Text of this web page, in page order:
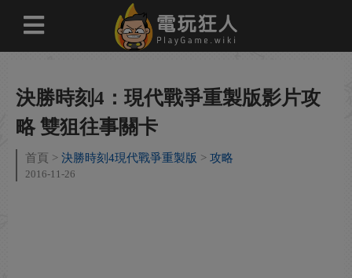
決勝時刻4：現代戰爭重製版影片攻
略 雙狙往事關卡
首頁 決勝時刻4現代戰爭重製版 攻略
2016-11-26